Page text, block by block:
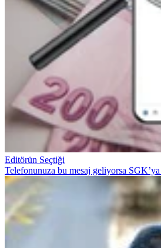
Editörün Seçtiği
Telefonunuza bu mesaj geliyorsa